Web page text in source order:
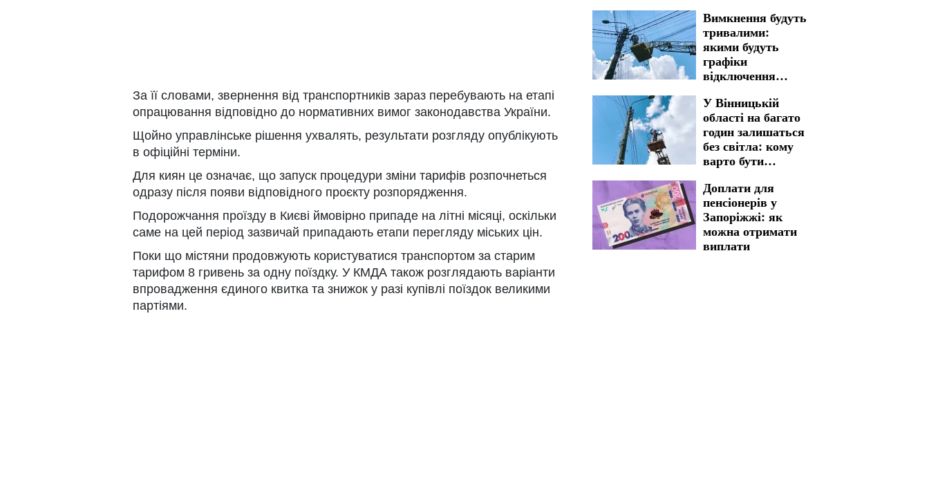
За її словами, звернення від транспортників зараз перебувають на етапі
опрацювання відповідно до нормативних вимог законодавства України.
Щойно управлінське рішення ухвалять, результати розгляду опублікують
в офіційні терміни.
Для киян це означає, що запуск процедури зміни тарифів розпочнеться
одразу після появи відповідного проєкту розпорядження.
Подорожчання проїзду в Києві ймовірно припаде на літні місяці, оскільки
саме на цей період зазвичай припадають етапи перегляду міських цін.
Поки що містяни продовжують користуватися транспортом за старим
тарифом 8 гривень за одну поїздку. У КМДА також розглядають варіанти
впровадження єдиного квитка та знижок у разі купівлі поїздок великими
партіями.
магазинів
Вимкнення будуть
тривалими:
якими будуть
графіки
відключення
Запоріжжі на 7
серпня
У Вінницькій
області на багато
годин залишаться
без світла: кому
варто бути
графіків
відключення на 7
серпня
Доплати для
пенсіонерів у
Запоріжжі: як
можна отримати
виплати